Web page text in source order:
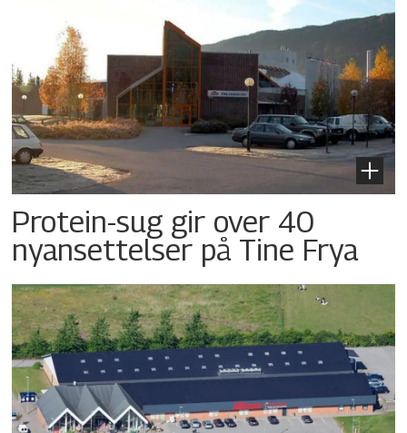
Protein-sug gir over 40
nyansettelser på Tine Frya